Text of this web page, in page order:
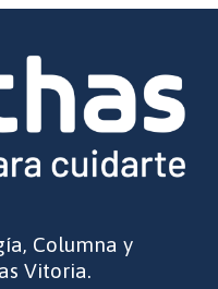
Columna y
Vitoria.